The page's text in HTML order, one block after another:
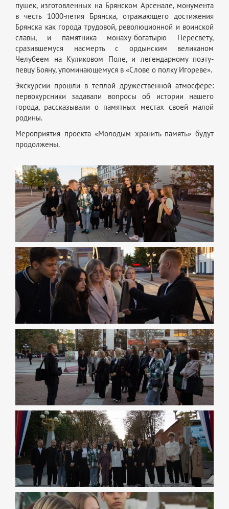
пушек, изготовленных на Брянском Арсенале, монумента
в честь 1000-летия Брянска, отражающего достижения
Брянска как города трудовой, революционной и воинской
славы, и памятника монаху-богатырю Пересвету,
сразившемуся насмерть с ордынским великаном
Челубеем на Куликовом Поле, и легендарному поэту-
певцу Бояну, упоминающемуся в «Слове о полку Игореве».
Экскурсии прошли в теплой дружественной атмосфере:
первокурсники задавали вопросы об истории нашего
города, рассказывали о памятных местах своей малой
родины.
Мероприятия проекта «Молодым хранить память» будут
продолжены.